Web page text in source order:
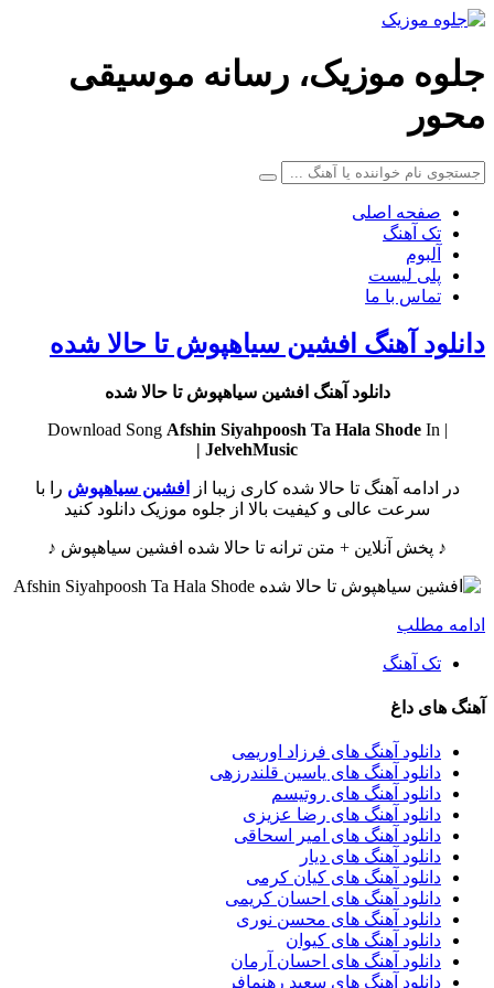
جلوه موزیک، رسانه موسیقی
محور
صفحه اصلی
تک آهنگ
آلبوم
پلی لیست
تماس با ما
دانلود آهنگ افشین سیاهپوش تا حالا شده
دانلود آهنگ افشین سیاهپوش تا حالا شده
| Download Song
Afshin Siyahpoosh Ta Hala ShodeIn
JelvehMusic |
در ادامه آهنگ تا حالا شده کاری زیبا از افشین سیاهپوش را با
سرعت عالی و کیفیت بالا از جلوه موزیک دانلود کنید
♪ پخش آنلاین + متن ترانه تا حالا شده افشین سیاهپوش ♪
ادامه مطلب
تک آهنگ
آهنگ های داغ
دانلود آهنگ های فرزاد اوریمی
دانلود آهنگ های یاسین قلندرزهی
دانلود آهنگ های روتیسم
دانلود آهنگ های رضا عزیزی
دانلود آهنگ های امیر اسحاقی
دانلود آهنگ های دیار
دانلود آهنگ های کیان کرمی
دانلود آهنگ های احسان کریمی
دانلود آهنگ های محسن نوری
دانلود آهنگ های کیوان
دانلود آهنگ های احسان آرمان
دانلود آهنگ های سعید رهنمافر